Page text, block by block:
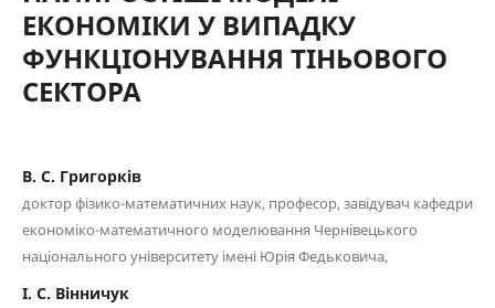
ЕКОНОМІКИ У ВИПАДКУ
ФУНКЦІОНУВАННЯ ТІНЬОВОГО
СЕКТОРА
В. С. Григорків
доктор фізико-математичних наук, професор, завідувач кафедри
економіко-математичного моделювання Чернівецького
національного університету імені Юрія Федьковича,
І. С. Вінничук